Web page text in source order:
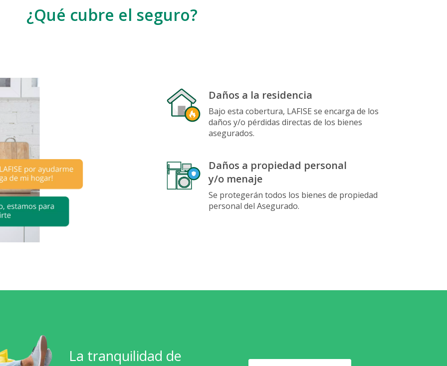
¿Qué cubre el seguro?
Daños a la residencia
Bajo esta cobertura, LAFISE se encarga de los
daños y/o pérdidas directas de los bienes
asegurados.
Daños a propiedad personal
y/o menaje
Se protegerán todos los bienes de propiedad
personal del Asegurado.
La tranquilidad de